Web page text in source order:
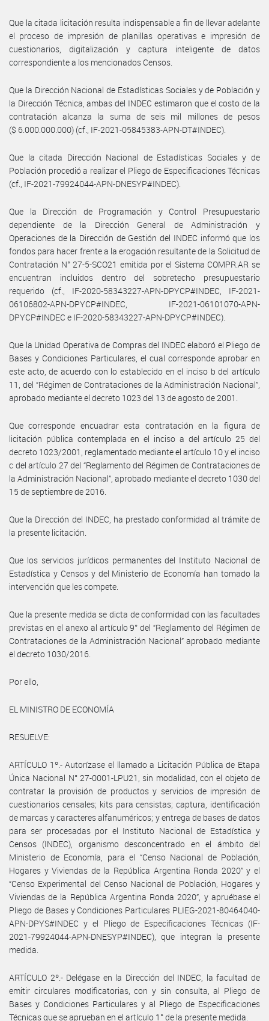
Que la citada licitación resulta indispensable a fin de llevar adelante
el proceso de impresión de planillas operativas e impresión de
cuestionarios, digitalización y captura inteligente de datos
correspondiente a los mencionados Censos.
Que la Dirección Nacional de Estadísticas Sociales y de Población y
la Dirección Técnica, ambas del INDEC estimaron que el costo de la
contratación alcanza la suma de seis mil millones de pesos
($ 6.000.000.000) (cf., IF-2021-05845383-APN-DT#INDEC).
Que la citada Dirección Nacional de Estadísticas Sociales y de
Población procedió a realizar el Pliego de Especificaciones Técnicas
(cf., IF-2021-79924044-APN-DNESYP#INDEC).
Que la Dirección de Programación y Control Presupuestario
dependiente de la Dirección General de Administración y
Operaciones de la Dirección de Gestión del INDEC informó que los
fondos para hacer frente a la erogación resultante de la Solicitud de
Contratación N° 27-5-SCO21 emitida por el Sistema COMPR.AR se
encuentran incluidos dentro del sobretecho presupuestario
requerido (cf., IF-2020-58343227-APN-DPYCP#INDEC, IF-2021-
06106802-APN-DPYCP#INDEC, IF-2021-06101070-APN-
DPYCP#INDEC e IF-2020-58343227-APN-DPYCP#INDEC).
Que la Unidad Operativa de Compras del INDEC elaboró el Pliego de
Bases y Condiciones Particulares, el cual corresponde aprobar en
este acto, de acuerdo con lo establecido en el inciso b del artículo
11, del “Régimen de Contrataciones de la Administración Nacional”,
aprobado mediante el decreto 1023 del 13 de agosto de 2001.
Que corresponde encuadrar esta contratación en la figura de
licitación pública contemplada en el inciso a del artículo 25 del
decreto 1023/2001, reglamentado mediante el artículo 10 y el inciso
c del artículo 27 del “Reglamento del Régimen de Contrataciones de
la Administración Nacional”, aprobado mediante el decreto 1030 del
15 de septiembre de 2016.
Que la Dirección del INDEC, ha prestado conformidad al trámite de
la presente licitación.
Que los servicios jurídicos permanentes del Instituto Nacional de
Estadística y Censos y del Ministerio de Economía han tomado la
intervención que les compete.
Que la presente medida se dicta de conformidad con las facultades
previstas en el anexo al artículo 9° del “Reglamento del Régimen de
Contrataciones de la Administración Nacional” aprobado mediante
el decreto 1030/2016.
Por ello,
EL MINISTRO DE ECONOMÍA
RESUELVE:
ARTÍCULO 1º.- Autorízase el llamado a Licitación Pública de Etapa
Única Nacional N° 27-0001-LPU21, sin modalidad, con el objeto de
contratar la provisión de productos y servicios de impresión de
cuestionarios censales; kits para censistas; captura, identificación
de marcas y caracteres alfanuméricos; y entrega de bases de datos
para ser procesadas por el Instituto Nacional de Estadística y
Censos (INDEC), organismo desconcentrado en el ámbito del
Ministerio de Economía, para el “Censo Nacional de Población,
Hogares y Viviendas de la República Argentina Ronda 2020” y el
“Censo Experimental del Censo Nacional de Población, Hogares y
Viviendas de la República Argentina Ronda 2020”, y apruébase el
Pliego de Bases y Condiciones Particulares PLIEG-2021-80464040-
APN-DPYS#INDEC y el Pliego de Especificaciones Técnicas (IF-
2021-79924044-APN-DNESYP#INDEC), que integran la presente
medida.
ARTÍCULO 2º.- Delégase en la Dirección del INDEC, la facultad de
emitir circulares modificatorias, con y sin consulta, al Pliego de
Bases y Condiciones Particulares y al Pliego de Especificaciones
Técnicas que se aprueban en el artículo 1° de la presente medida.